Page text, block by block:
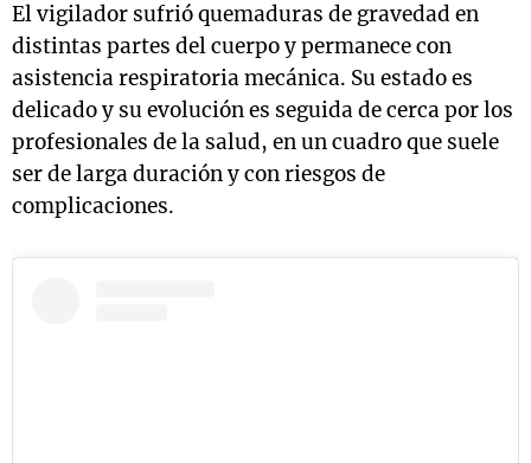
El vigilador sufrió quemaduras de gravedad en
distintas partes del cuerpo y permanece con
asistencia respiratoria mecánica. Su estado es
delicado y su evolución es seguida de cerca por los
profesionales de la salud, en un cuadro que suele
ser de larga duración y con riesgos de
complicaciones.